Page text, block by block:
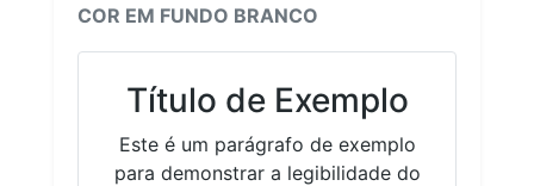
COR EM FUNDO BRANCO
Título de Exemplo
Este é um parágrafo de exemplo
para demonstrar a legibilidade do